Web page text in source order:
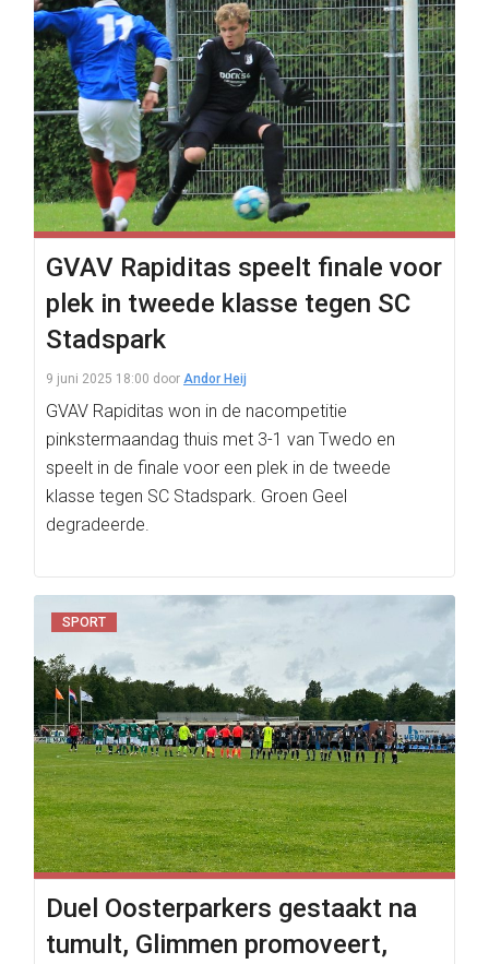
GVAV Rapiditas speelt finale voor
plek in tweede klasse tegen SC
Stadspark
9 juni 2025 18:00 door Andor Heij
GVAV Rapiditas won in de nacompetitie
pinkstermaandag thuis met 3-1 van Twedo en
speelt in de finale voor een plek in de tweede
klasse tegen SC Stadspark. Groen Geel
degradeerde.
SPORT
Duel Oosterparkers gestaakt na
tumult, Glimmen promoveert,